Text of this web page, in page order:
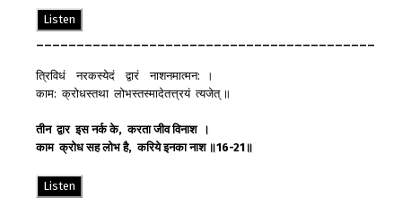
Listen
त्रिविधं नरकस्येदं द्वारं नाशनमात्मन: ।
काम: क्रोधस्तथा लोभस्तस्मादेतत्त्रयं त्यजेत् ॥
तीन द्वार इस नर्क के,करता जीव विनाश
।
काम क्रोध सह लोभ है,करिये इनका नाश ॥16-21 ॥
Listen